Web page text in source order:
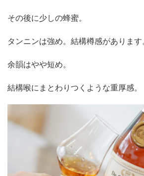
その後に少しの蜂蜜。
タンニンは強め。結構樽感があります
余韻はやや短め。
結構喉にまとわりつくような重厚感。